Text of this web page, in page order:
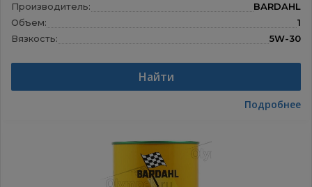
Производитель:
BARDAHL
Объем:
1
Вязкость:
5W-30
Найти
Подробнее